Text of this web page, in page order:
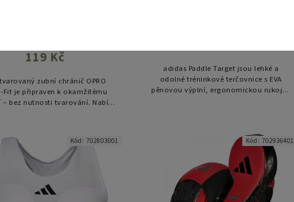
119 Kč
zubní chránič OPRO
Fit je připraven k okamžitému
– bez nutnosti tvarování. Nabízí
adidas Paddle Target jsou lehké a
odolné tréninkové terčovnice s EVA
pěnovou výplní, ergonomickou rukojetí
Kód:702803001 Kód:702936401